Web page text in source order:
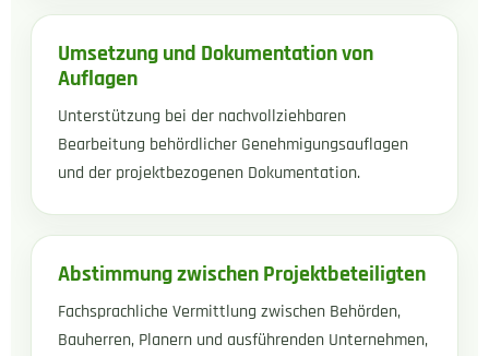
Umsetzung und Dokumentation von
Auflagen
Unterstützung bei der nachvollziehbaren
Bearbeitung behördlicher Genehmigungsauflagen
und der projektbezogenen Dokumentation.
Abstimmung zwischen Projektbeteiligten
Fachsprachliche Vermittlung zwischen Behörden,
Bauherren, Planern und ausführenden Unternehmen,